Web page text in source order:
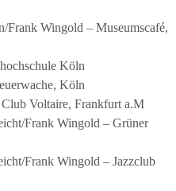
Frank Wingold – Museumscafé,
Köln
Köln
Voltaire, Frankfurt a.M
Frank Wingold – Grüner
Frank Wingold – Jazzclub